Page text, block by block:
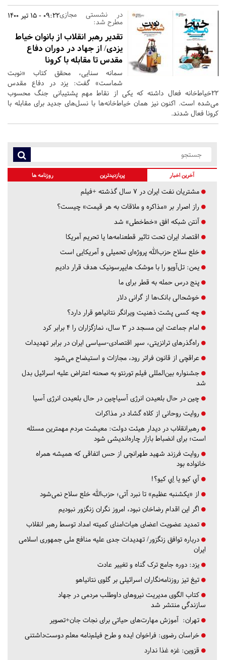
09:22 - 15 تیر 1400در نشستی مجازی
مطرح شد:
تقدیر رهبر انقلاب از بانوان خیاط‌
یزدی/ از جهاد در دوران دفاع
مقدس تا مقابله با کرونا
سمانه سنایی، محقق کتاب «نوبت
شماست» گفت: یزد در دفاع مقدس
22خیاط‌خانه فعال داشته که یکی از نقاط مهم پشتیبانی جنگ محسوب
می‌شده است. اکنون نیز همان خیاط‌خانه‌ها با نسل‌های جدید برای مقابله با
کرونا فعال شدند.
آخرین اخبار پربازدیدترین روزنامه ها
مشتریان نفت ایران در ۷ سال گذشته +فیلم
راز اصرار بر «مذاکره و ملاقات به هر قیمت» چیست؟
آنتن شبکه افق «خط‌خطی» شد
اقتصاد ایران تحت تاثیر قطعنامه‌ها یا تحریم‌ آمریکا
خلع سلاح حزب‌الله پروژه‌ای تحمیلی و آمریکایی است
یمن: تل‌آویو را با موشک هایپرسونیک هدف قرار دادیم
پنج درس‌ حمله به قطر برای ما
خوشحالی بانک‌ها از گرانی دلار
چه کسی پشت ذهنیت ویرانگر نتانیاهو قرار دارد؟
امام جماعت این مسجد در ۳ سال، نمازگزاران را ۴ برابر کرد
راه‌گذرهای ترانزیتی، سپر اقتصادی-سیاسی ایران در برابر تهدیدات
عراقچی از قانون فراتر رود، مجازات و استیضاح می‌شود
جشنواره بین‌المللی فیلم تورنتو به صحنه اعتراض علیه اسرائیل بدل
شد
چین در حال بلعیدن انرژی آسیاچین در حال بلعیدن انرژی آسیا
روایت روحانی از کلاه گشاد در مذاکرات
رهبرانقلاب در دیدار هیئت دولت: معیشت مردم مهمترین مسئله
است؛ برای انضباط بازار چاره‌اندیشی شود
روایت فرزند شهید طهرانچی از حس اتفاقی که همیشه همراه
خانواده بود
آي كيو يا اِي كيو؟!
از «یکشنبه عظیم» تا نبرد آتی؛ حزب‌الله خلع سلاح نمی‌شود
اگر این اقدام رضاخان نبود، امروز نگران زنگزور نبودیم
تمدید عضویت اعضای هیات‌امنای کمیته امداد توسط رهبر انقلاب
درباره توافق زنگزور/ تهدیدات جدی علیه منافع ملی جمهوری اسلامی
ایران
یزد: دوره جامع ترک گناه و تغییر عادت
تیغ تیز روزنامه‌نگاران اسرائیلی بر گلوی نتانیاهو
کتاب الگوی مدیریت نیروهای داوطلب مردمی در جهاد
سازندگی منتشر شد
تهران: آموزش مهارت‌های حیاتی برای نجات جان+تصویر
خراسان رضوی: فراخوان ایده و طرح فیلم‌نامه معلم دوست‌داشتنی
قزوین: غزه غذا ندارد